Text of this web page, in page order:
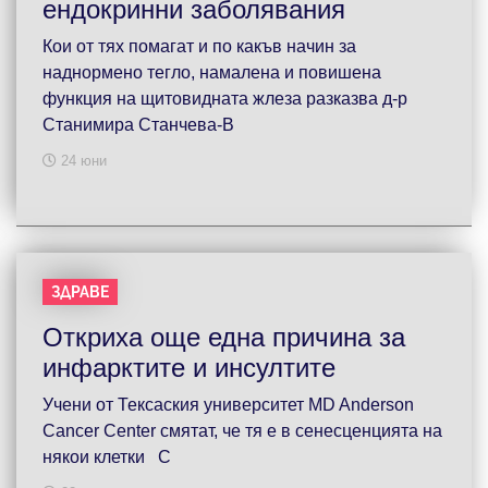
ендокринни заболявания
Кои от тях помагат и по какъв начин за
наднормено тегло, намалена и повишена
функция на щитовидната жлеза разказва д-р
Станимира Станчева-В
24 юни
ЗДРАВЕ
Откриха още една причина за
инфарктите и инсултите
Учени от Тексаския университет MD Anderson
Cancer Center смятат, че тя е в сенесценцията на
някои клетки С